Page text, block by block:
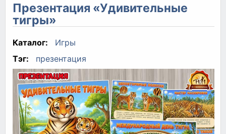
Презентация «Удивительные
тигры»
Каталог:
Игры
Тэг:
презентация